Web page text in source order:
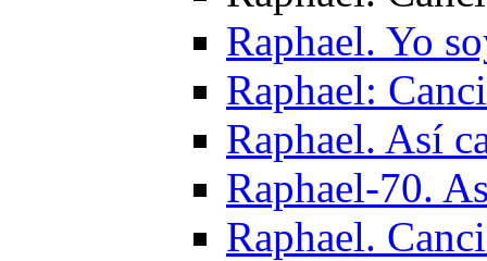
Raphael. Yo
Raphael:
Raphael. Así
Raphael-70.
Raphael.